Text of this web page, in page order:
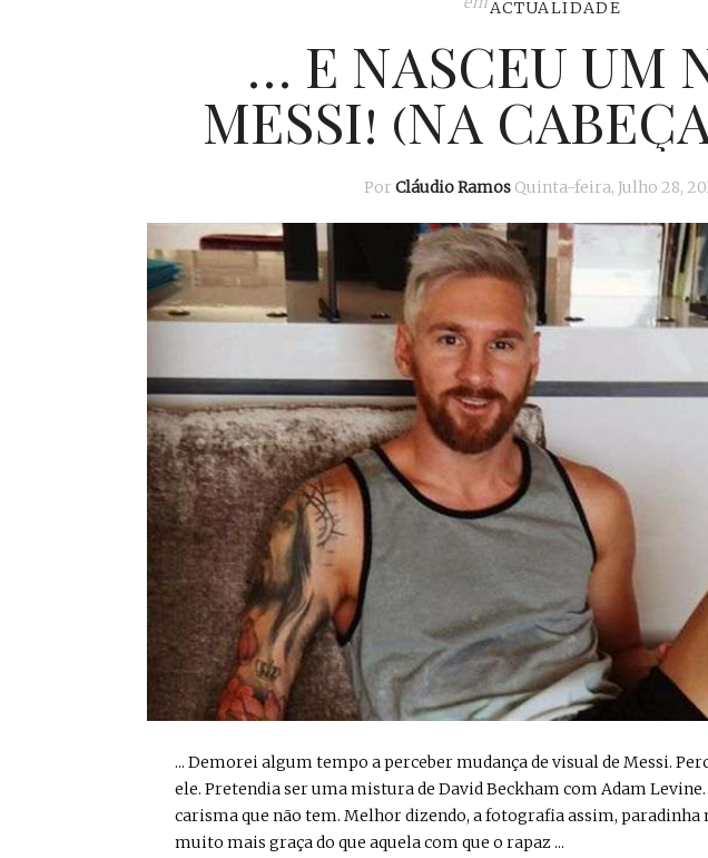
ACTUALIDADE
… E NASCEU UM
MESSI! (NA
Por Cláudio Ramos Quinta-feira, Julho 28,
... Demorei algum tempo a perceber mudança de visual de Messi.
ele. Pretendia ser uma mistura de David Beckham com Adam
carisma que não tem. Melhor dizendo, a fotografia assim, paradinha
muito mais graça do que aquela com que o rapaz ...